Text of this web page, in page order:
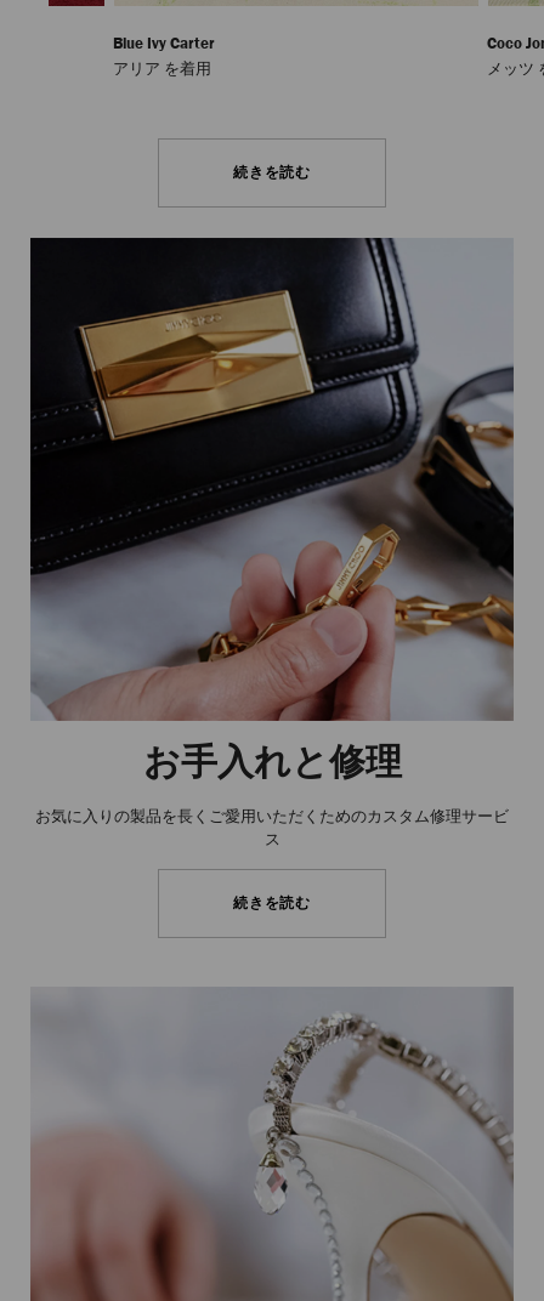
Blue Ivy Carter
アリア を着用
Coco
メッツ
続きを読む
お手入れと修理
お気に入りの製品を長くご愛用いただくためのカスタム修理サービ
ス
続きを読む